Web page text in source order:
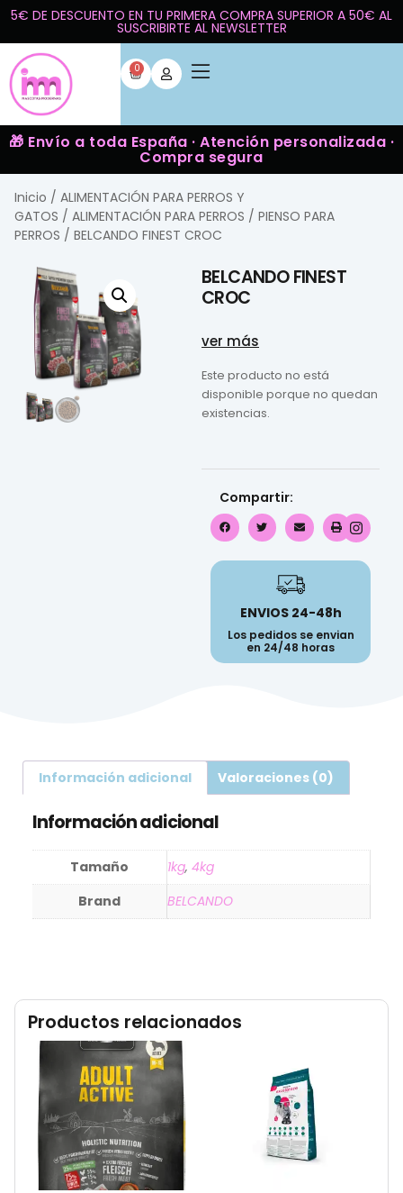
5€ DE DESCUENTO EN TU PRIMERA COMPRA SUPERIOR A 50€ AL
SUSCRIBIRTE AL NEWSLETTER
0
🎁 Envío a toda España · Atención personalizada ·
Compra segura
Inicio / ALIMENTACIÓN PARA PERROS Y
GATOS / ALIMENTACIÓN PARA PERROS / PIENSO PARA
PERROS / BELCANDO FINEST CROC
BELCANDO FINEST
CROC
ver más
Este producto no está
disponible porque no quedan
existencias.
Compartir:
ENVIOS 24-48h
Los pedidos se envian
en 24/48 horas
Productos relacionados
Información adicional Valoraciones (0)
Información adicional
Tamaño 1kg, 4kg
Brand
BELCANDO